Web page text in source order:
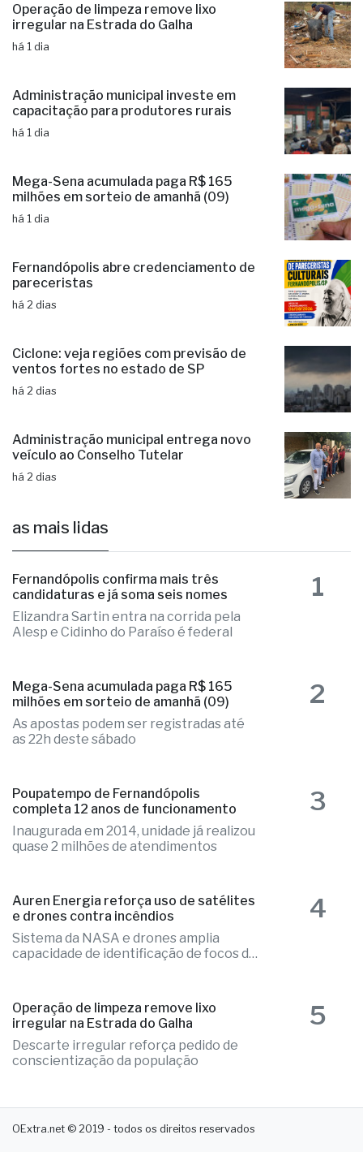
Operação de limpeza remove lixo
irregular na Estrada do Galha
há 1 dia
Administração municipal investe em
capacitação para produtores rurais
há 1 dia
Mega-Sena acumulada paga R$ 165
milhões em sorteio de amanhã (09)
há 1 dia
Fernandópolis abre credenciamento de
pareceristas
há 2 dias
Ciclone: veja regiões com previsão de
ventos fortes no estado de SP
há 2 dias
Administração municipal entrega novo
veículo ao Conselho Tutelar
há 2 dias
as mais lidas
Fernandópolis confirma mais três
candidaturas e já soma seis nomes
Elizandra Sartin entra na corrida pela
Alesp e Cidinho do Paraíso é federal
1
Mega-Sena acumulada paga R$ 165
milhões em sorteio de amanhã (09)
As apostas podem ser registradas até
as 22h deste sábado
2
Poupatempo de Fernandópolis
completa 12 anos de funcionamento
Inaugurada em 2014, unidade já realizou
quase 2 milhões de atendimentos
3
Auren Energia reforça uso de satélites
e drones contra incêndios
Sistema da NASA e drones amplia
capacidade de identificação de focos de
4
Operação de limpeza remove lixo
irregular na Estrada do Galha
Descarte irregular reforça pedido de
conscientização da população
5
OExtra.net © 2019 - todos os direitos reservados